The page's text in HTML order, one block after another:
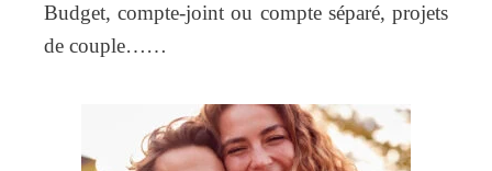
Budget, compte-joint ou compte séparé, projets
de couple……